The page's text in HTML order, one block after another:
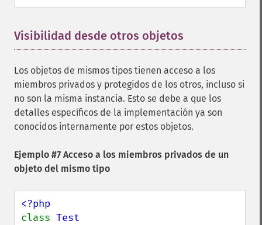
Visibilidad desde otros objetos
Los objetos de mismos tipos tienen acceso a los
miembros privados y protegidos de los otros, incluso si
no son la misma instancia. Esto se debe a que los
detalles específicos de la implementación ya son
conocidos internamente por estos objetos.
Ejemplo #7 Acceso a los miembros privados de un
objeto del mismo tipo
class